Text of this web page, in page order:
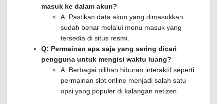
masuk ke dalam akun?
A: Pastikan data akun yang dimasukkan
sudah benar melalui menu masuk yang
tersedia di situs resmi.
Q: Permainan apa saja yang sering dicari
pengguna untuk mengisi waktu luang?
A: Berbagai pilihan hiburan interaktif seperti
permainan slot online menjadi salah satu
opsi yang populer di kalangan netizen.